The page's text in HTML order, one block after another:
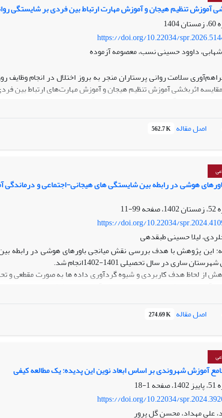
در برنامه‌های پیشگیرانه و مداخلاتی مدارس گنجانده شود.
آموزش تنظیم هیجان و آموزش مهارت ارتباط بین فردی بر شایستگی
https://doi.org/10.22034/
داوود حسینی نسب، معصومه آزموده
سلامت روانی پرستاران منجر به بروز اختلال در انجام
اثربخشی آموزش تنظیم هیجان و آموزش مهارت‌های ارتباط بین
تنظیم هیجان در هشت جلسه 90 دقیقه‌ای بصورت
قرار گرفت. جهت تحلیل داده‌ها از روش‌های آماری
اجتماعی پرستاران استفاده نمود.
اصل مقاله 562.7 K
هوشی در رابطه بین شایستگی های هیجانی-اجتماعی و
99-11
https://doi.org/10.22034/
لیلا حسینی طبقدهی
این پژوهش با هدف بررسی نقش میانجی باورهای هوشی در رابطه
ساری در سال تحصیلی 1401-1402انجام شد.
از لحاظ هدف کاربردی و شیوه گردآوری داده ها به صورت مقطعی و
ها نشان داد روابط معنا داری بین شایستگی های هیجانی-اجتماعی و
بر درماندگی آموخته شده اثر مستقیم معنادار دارند و مسیر غیر
شده تایید گردید.
این پژوهش تلویحات کاربردی به مشاوران و روان‌شناسان جهت
اجتماعی در دانش آموزان ارایه می دهد.
اصل مقاله 274.69 K
آموزش شهروندی بر اساس ابعاد نوین این پدیده: یک مطالعه کیفی
1-18
https://doi.org/10.22034/
علی مهداد، محسن گل پرور